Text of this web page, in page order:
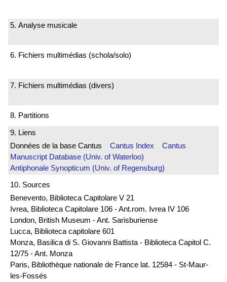
5. Analyse musicale
6. Fichiers multimédias (schola/solo)
7. Fichiers multimédias (divers)
8. Partitions
9. Liens
Données de la base Cantus Cantus Index
Cantus
Manuscript Database (Univ. of Waterloo)
Antiphonale Synopticum (Univ. of Regensburg)
10. Sources
Benevento, Biblioteca Capitolare V 21
Ivrea, Biblioteca Capitolare 106 - Ant.rom. Ivrea IV 106
London, British Museum - Ant. Sarisburiense
Lucca, Biblioteca capitolare 601
Monza, Basilica di S. Giovanni Battista - Biblioteca Capitol C.
12/75 - Ant. Monza
Paris, Bibliothèque nationale de France lat. 12584 - St-Maur-
les-Fossés